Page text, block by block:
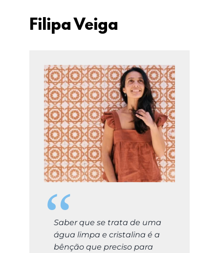
Filipa Veiga
Saber que se trata de uma
água limpa e cristalina é a
bênção que preciso para